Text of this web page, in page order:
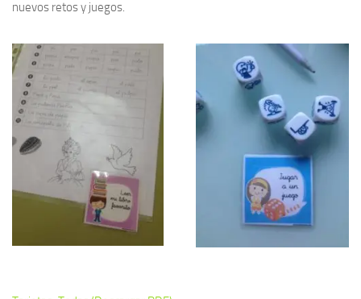
nuevos retos y juegos.